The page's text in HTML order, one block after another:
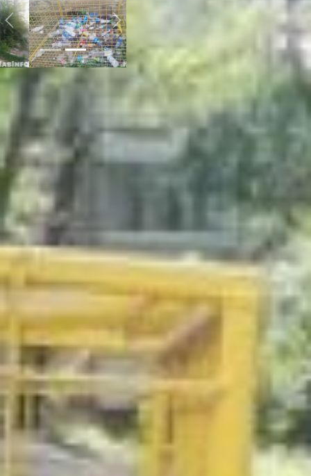
Previous Next
– Я за неделю около 20
штук собрал из дома и
Удобно. Так они много
места занимают в пакте,
– поделился с нами
житель дома по ул.
Воровского Федор
Довжко.
В поселке им. Горького
пока установлено только
три таких контейнера: на
улицах Воровского, 12,
Гагарина, 7 и Семашко,
14. В краевом
министерстве ЖКХ
говорят, если
приживутся, то поставят
еще. Всего же в
Хабаровске таких корзин
под пластик уже более
60, помог бизнес.
– В октябре 2020 года
между министерством
ЖКХ края, компанией
«Балтика» и
предприятиями-
переработчиками из
Хабаровска и
Комсомольска-на-Амуре